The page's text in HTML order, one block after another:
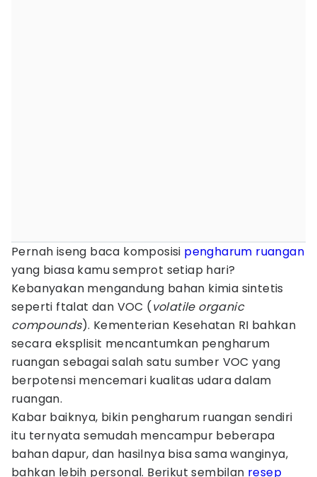
Pernah iseng baca komposisi pengharum ruangan
yang biasa kamu semprot setiap hari?
Kebanyakan mengandung bahan kimia sintetis
seperti ftalat dan VOC (volatile organic
compounds). Kementerian Kesehatan RI bahkan
secara eksplisit mencantumkan pengharum
ruangan sebagai salah satu sumber VOC yang
berpotensi mencemari kualitas udara dalam
ruangan.
Kabar baiknya, bikin pengharum ruangan sendiri
itu ternyata semudah mencampur beberapa
bahan dapur, dan hasilnya bisa sama wanginya,
bahkan lebih personal. Berikut sembilan resep